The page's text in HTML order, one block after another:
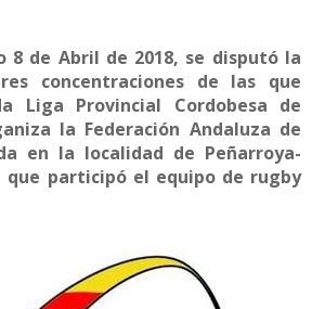
8 de Abril de 2018, se disputó la
concentraciones de las que
Liga Provincial Cordobesa de
la Federación Andaluza de
en la localidad de Peñarroya-
que participó el equipo de rugby